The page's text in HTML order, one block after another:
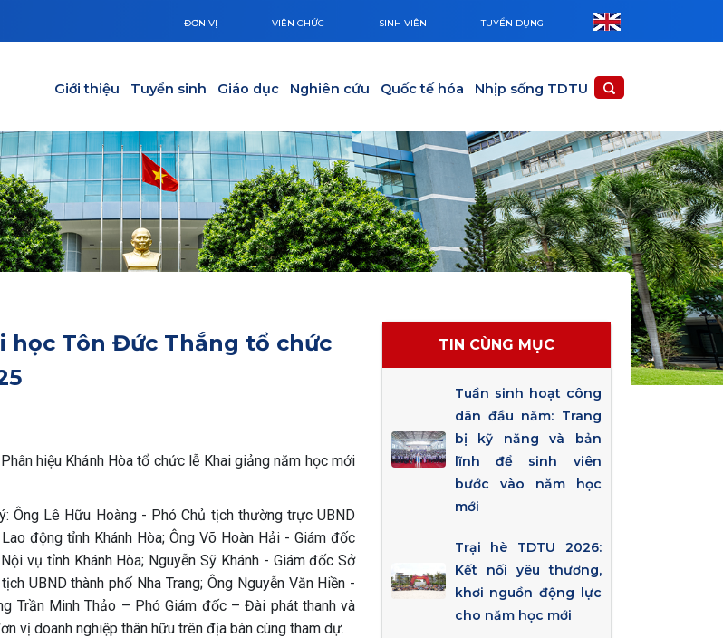
ĐƠN VỊ VIÊN CHỨC SINH VIÊN TUYỂN DỤNG
Giới thiệu Tuyển sinh Giáo dục Nghiên cứu Quốc tế hóa Nhịp sống TDTU
học Tôn Đức Thắng tổ chức
hiệu Khánh Hòa tổ chức lễ Khai giảng năm học mới
Ông Lê Hữu Hoàng - Phó Chủ tịch thường trực UBND
động tỉnh Khánh Hòa; Ông Võ Hoàn Hải - Giám đốc
vụ tỉnh Khánh Hòa; Nguyễn Sỹ Khánh - Giám đốc Sở
UBND thành phố Nha Trang; Ông Nguyễn Văn Hiền -
Trần Minh Thảo – Phó Giám đốc – Đài phát thanh và
vị doanh nghiệp thân hữu trên địa bàn cùng tham dự.
TIN CÙNG MỤC
Tuần sinh hoạt công
dân đầu năm: Trang
bị kỹ năng và bản
lĩnh để sinh viên
bước vào năm học
mới
Trại hè TDTU 2026:
Kết nối yêu thương,
khơi nguồn động lực
cho năm học mới